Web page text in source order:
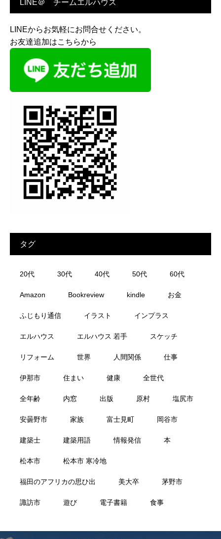
LINE＠ チームエルハウス
LINEからお気軽にお問合せください。
お友達追加はこちらから
タグ
20代 30代 40代 50代 60代
Amazon Bookreview kindle お金
ふじもり通信 イラスト インプラス
エルハウス エルハウス 若手 スケッチ
リフォーム 世界 人間関係 仕事
伊那市 住まい 健康 全世代
全年齢 内窓 出版 原村 塩尻市
安曇野市 家族 富士見町 岡谷市
建築士 建築用語 情報発信 本
松本市 松本市 寒冷地
福田のアフリカの思ひ出 美大卒 茅野市
諏訪市 遊び 電子書籍 食事